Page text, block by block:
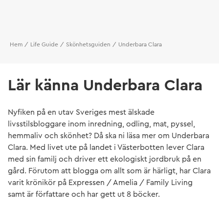
Hem Life Guide Skönhetsguiden Underbara Clara
Lär känna Underbara Clara
Nyfiken på en utav Sveriges mest älskade
livsstilsbloggare inom inredning, odling, mat, pyssel,
hemmaliv och skönhet? Då ska ni läsa mer om Underbara
Clara. Med livet ute på landet i Västerbotten lever Clara
med sin familj och driver ett ekologiskt jordbruk på en
gård. Förutom att blogga om allt som är härligt, har Clara
varit krönikör på Expressen / Amelia / Family Living
samt är författare och har gett ut 8 böcker.